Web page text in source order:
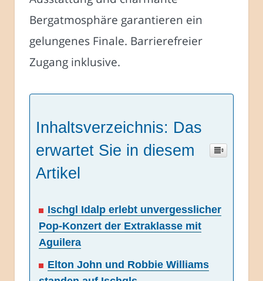
Bergatmosphäre garantieren ein
gelungenes Finale. Barrierefreier
Zugang inklusive.
Inhaltsverzeichnis: Das
erwartet Sie in diesem
Artikel
Ischgl Idalp erlebt unvergesslicher
Pop-Konzert der Extraklasse mit
Aguilera
Elton John und Robbie Williams